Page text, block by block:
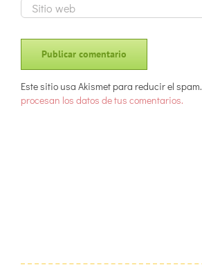
Este sitio usa Akismet para reducir el spam.
procesan los datos de tus comentarios.